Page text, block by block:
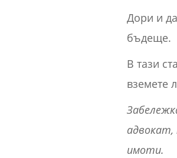
Дори и
бъдеще.
В тази
вземете
адвокат,
имоти.